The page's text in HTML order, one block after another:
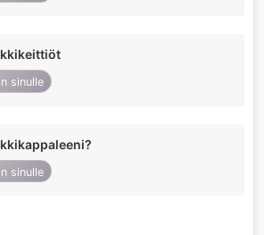
sinulle
sinulle